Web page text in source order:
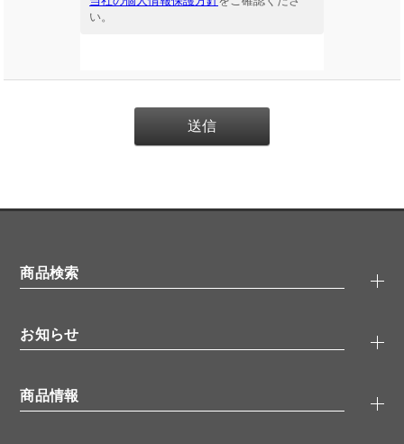
い。
商品検索
タンパク質検索
ELISA/ELISpot検索
品番検索
お知らせ
無料サンプル
商品情報